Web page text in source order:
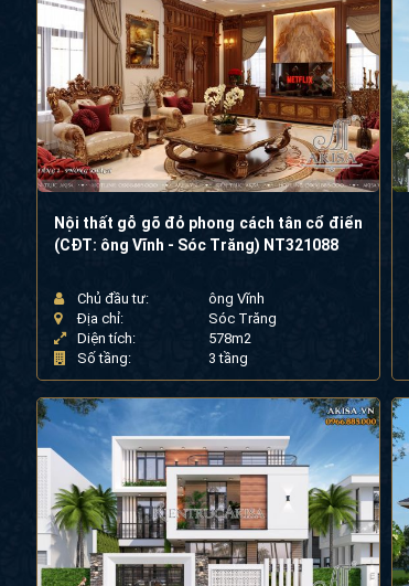
Nội thất gỗ gõ đỏ phong cách tân cổ điển
(CĐT: ông Vĩnh - Sóc Trăng) NT321088
Chủ đầu tư:
ông Vĩnh
Địa chỉ:
Sóc Trăng
Diện tích:
578m2
Số tầng:
3 tầng